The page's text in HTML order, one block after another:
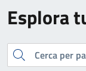
Esplora
Cerca